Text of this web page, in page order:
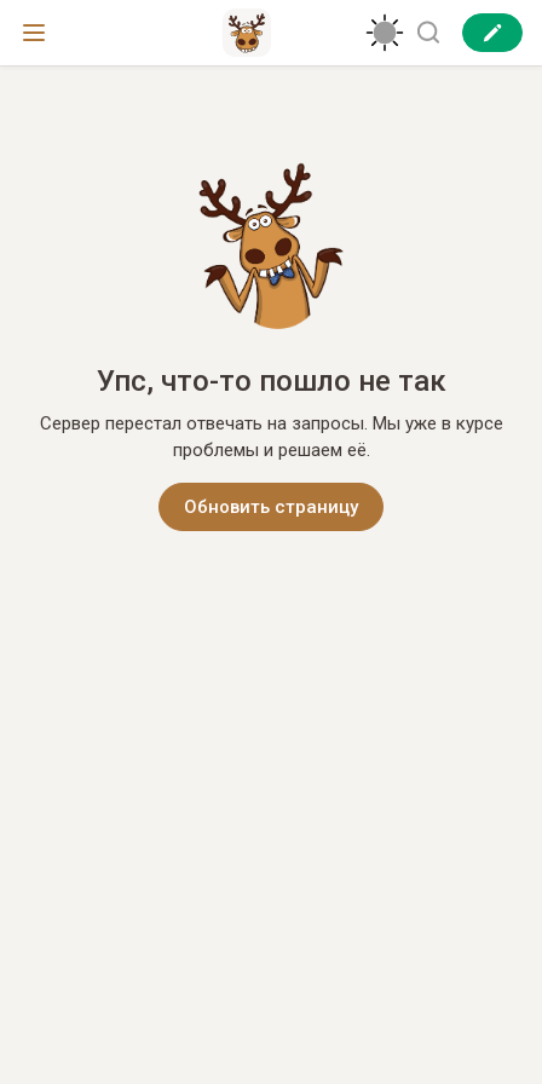
Упс, что-то пошло не так
Сервер перестал отвечать на запросы. Мы уже в курсе
проблемы и решаем её.
Обновить страницу